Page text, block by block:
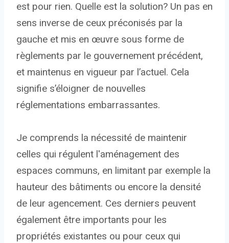
est pour rien. Quelle est la solution? Un pas en
sens inverse de ceux préconisés par la
gauche et mis en œuvre sous forme de
règlements par le gouvernement précédent,
et maintenus en vigueur par l’actuel. Cela
signifie s’éloigner de nouvelles
réglementations embarrassantes.
Je comprends la nécessité de maintenir
celles qui régulent l'aménagement des
espaces communs, en limitant par exemple la
hauteur des bâtiments ou encore la densité
de leur agencement. Ces derniers peuvent
également être importants pour les
propriétés existantes ou pour ceux qui